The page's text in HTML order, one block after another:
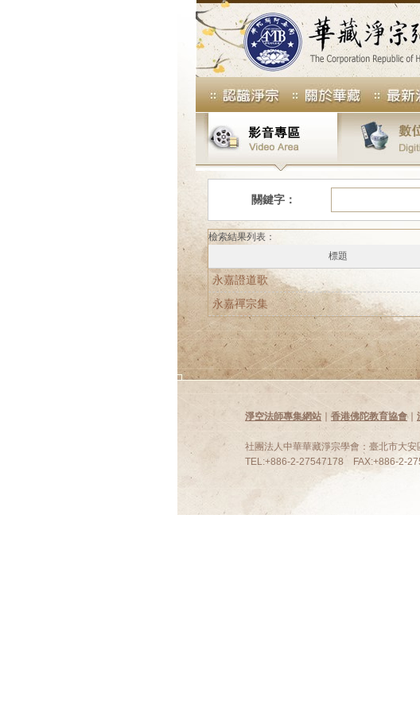
關鍵字：
檢索結果列表：
標題
永嘉證道歌
永嘉禪宗集
淨空法師專集網站 香港佛陀教育協會∣
社團法人中華華藏淨宗學會：臺北市大
TEL:+886-2-27547178 FAX:+886-2-